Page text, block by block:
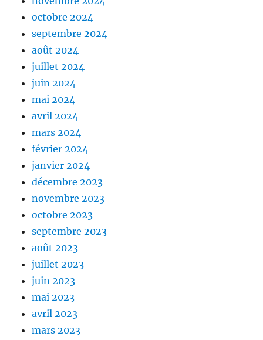
octobre 2024
septembre 2024
août 2024
juillet 2024
juin 2024
mai 2024
avril 2024
mars 2024
février 2024
janvier 2024
décembre 2023
novembre 2023
octobre 2023
septembre 2023
août 2023
juillet 2023
juin 2023
mai 2023
avril 2023
mars 2023